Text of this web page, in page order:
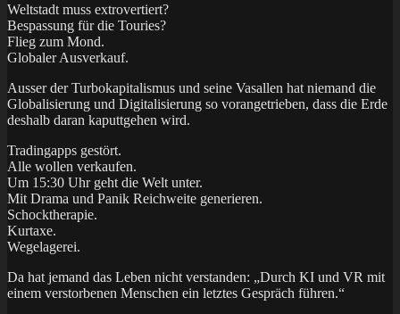
Weltstadt muss extrovertiert?
Bespassung für die Touries?
Flieg zum Mond.
Globaler Ausverkauf.
Ausser der Turbokapitalismus und seine Vasallen hat niemand die
Globalisierung und Digitalisierung so vorangetrieben, dass die Erde
deshalb daran kaputtgehen wird.
Tradingapps gestört.
Alle wollen verkaufen.
Um 15:30 Uhr geht die Welt unter.
Mit Drama und Panik Reichweite generieren.
Schocktherapie.
Kurtaxe.
Wegelagerei.
Da hat jemand das Leben nicht verstanden: „Durch KI und VR mit
einem verstorbenen Menschen ein letztes Gespräch führen.“